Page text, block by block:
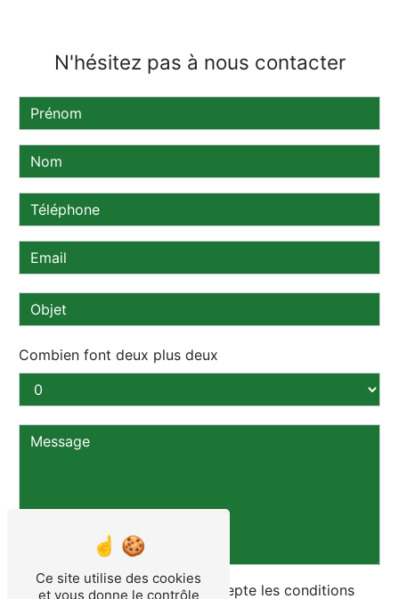
N'hésitez pas à nous contacter
Combien font deux plus deux
En cochant cette case, j'accepte les conditions
Ce site utilise des cookies
et vous donne le contrôle